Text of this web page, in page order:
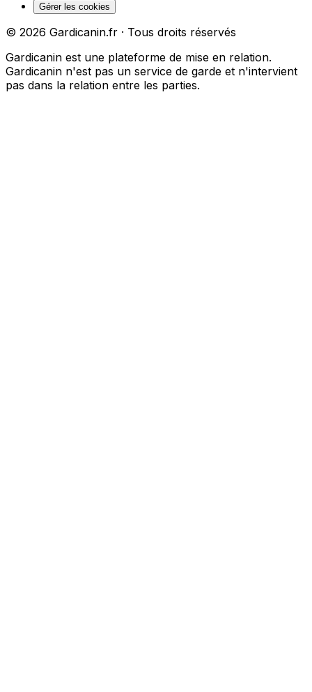
Gérer les cookies
© 2026 Gardicanin.fr · Tous droits réservés
Gardicanin est une plateforme de mise en relation.
Gardicanin n'est pas un service de garde et n'intervient
pas dans la relation entre les parties.